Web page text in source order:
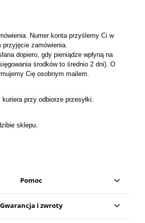
Numer konta przyślemy Ci w
zamówienia.
dopiero, gdy pieniądze wpłyną na
środków to średnio 2 dni). O
Cię osobnym mailem.
przy odbiorze przesyłki.
sklepu.
Pomoc
Gwarancja i zwroty